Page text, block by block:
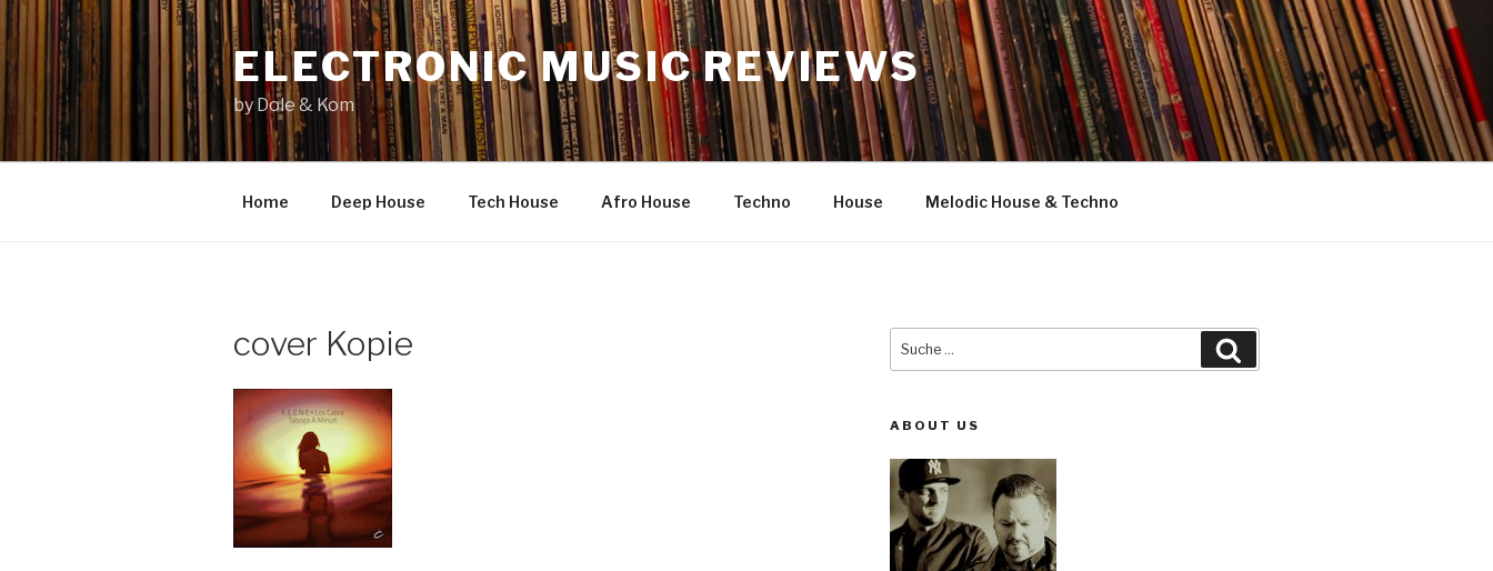
springen
ELECTRONIC MUSIC REVIEWS
by Dole & Kom
Home Deep House Tech House Afro House Techno House Melodic House & Techno
cover Kopie
Suche
ABOUT US